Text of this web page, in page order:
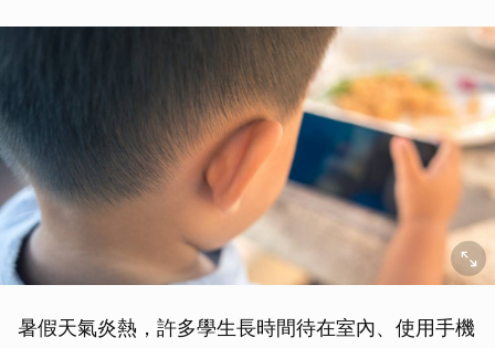
暑假天氣炎熱，許多學生長時間待在室內、使用手機